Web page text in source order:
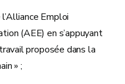
Emploi
(AEE) en s’appuyant
proposée dans la
» ;